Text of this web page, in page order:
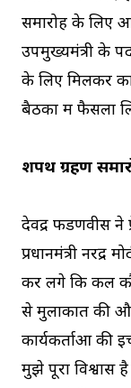
समारोह के लिए
उपमुख्यमंत्री के
के लिए मिलकर
बैठकों में फैसला
शपथ ग्रहण
देवेंद्र फडणवीस ने
प्रधानमंत्री
कर लेंगे कि कल
से मुलाकात की
कार्यकर्ताओं की
मुझे पूरा विश्वास